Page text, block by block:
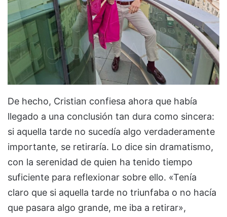
De hecho, Cristian confiesa ahora que había
llegado a una conclusión tan dura como sincera:
si aquella tarde no sucedía algo verdaderamente
importante, se retiraría. Lo dice sin dramatismo,
con la serenidad de quien ha tenido tiempo
suficiente para reflexionar sobre ello. «Tenía
claro que si aquella tarde no triunfaba o no hacía
que pasara algo grande, me iba a retirar»,